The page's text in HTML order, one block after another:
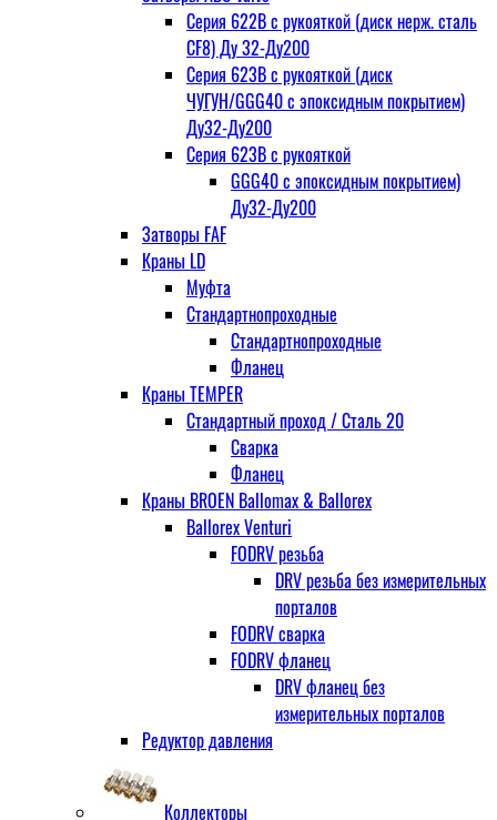
Серия 622В с рукояткой (диск нерж. сталь
CF8) Ду 32-Ду200
Серия 623В с рукояткой (диск
ЧУГУН/GGG40 с эпоксидным покрытием)
Ду32-Ду200
Серия 623В с рукояткой
GGG40 с эпоксидным покрытием)
Ду32-Ду200
Затворы FAF
Краны LD
Муфта
Стандартнопроходные
Стандартнопроходные
Фланец
Краны TEMPER
Стандартный проход / Cталь 20
Сварка
Фланец
Краны BROEN Ballomax & Ballorex
Ballorex Venturi
FODRV резьба
DRV резьба без измерительных
порталов
FODRV сварка
FODRV фланец
DRV фланец без
измерительных порталов
Редуктор давления
Коллекторы